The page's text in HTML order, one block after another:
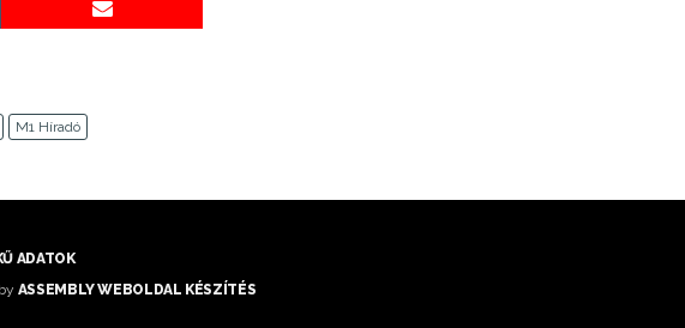
M1 Híradó
ADATOK
ASSEMBLY WEBOLDAL KÉSZÍTÉS